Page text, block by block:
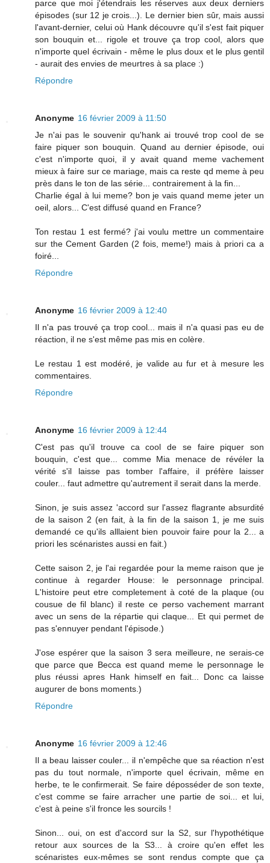
parce que moi j'étendrais les réserves aux deux derniers
épisodes (sur 12 je crois...). Le dernier bien sûr, mais aussi
l'avant-dernier, celui où Hank découvre qu'il s'est fait piquer
son bouquin et... rigole et trouve ça trop cool, alors que
n'importe quel écrivain - même le plus doux et le plus gentil
- aurait des envies de meurtres à sa place :)
Répondre
Anonyme 16 février 2009 à 11:50
Je n'ai pas le souvenir qu'hank ai trouvé trop cool de se
faire piquer son bouquin. Quand au dernier épisode, oui
c'est n'importe quoi, il y avait quand meme vachement
mieux à faire sur ce mariage, mais ca reste qd meme à peu
près dans le ton de las série... contrairement à la fin...
Charlie égal à lui meme? bon je vais quand meme jeter un
oeil, alors... C'est diffusé quand en France?
Ton restau 1 est fermé? j'ai voulu mettre un commentaire
sur the Cement Garden (2 fois, meme!) mais à priori ca a
foiré...
Répondre
Anonyme 16 février 2009 à 12:40
Il n'a pas trouvé ça trop cool... mais il n'a quasi pas eu de
réaction, il ne s'est même pas mis en colère.
Le restau 1 est modéré, je valide au fur et à mesure les
commentaires.
Répondre
Anonyme 16 février 2009 à 12:44
C'est pas qu'il trouve ca cool de se faire piquer son
bouquin, c'est que... comme Mia menace de révéler la
vérité s'il laisse pas tomber l'affaire, il préfère laisser
couler... faut admettre qu'autrement il serait dans la merde.
Sinon, je suis assez 'accord sur l'assez flagrante absurdité
de la saison 2 (en fait, à la fin de la saison 1, je me suis
demandé ce qu'ils alllaient bien pouvoir faire pour la 2... a
priori les scénaristes aussi en fait.)
Cette saison 2, je l'ai regardée pour la meme raison que je
continue à regarder House: le personnage principal.
L'histoire peut etre completement à coté de la plaque (ou
cousue de fil blanc) il reste ce perso vachement marrant
avec un sens de la répartie qui claque... Et qui permet de
pas s'ennuyer pendant l'épisode.)
J'ose espérer que la saison 3 sera meilleure, ne serais-ce
que parce que Becca est quand meme le personnage le
plus réussi apres Hank himself en fait... Donc ca laisse
augurer de bons moments.)
Répondre
Anonyme 16 février 2009 à 12:46
Il a beau laisser couler... il n'empêche que sa réaction n'est
pas du tout normale, n'importe quel écrivain, même en
herbe, te le confirmerait. Se faire déposséder de son texte,
c'est comme se faire arracher une partie de soi... et lui,
c'est à peine s'il fronce les sourcils !
Sinon... oui, on est d'accord sur la S2, sur l'hypothétique
retour aux sources de la S3... à croire qu'en effet les
scénaristes eux-mêmes se sont rendus compte que ça